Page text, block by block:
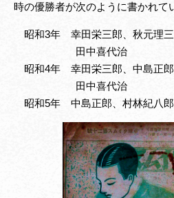
時の優勝者が次のように書かれて
昭和3年 幸田栄三郎、秋元理三
田中喜代治
昭和4年 幸田栄三郎、中島正郎
田中喜代治
昭和5年 中島正郎、村林紀八郎